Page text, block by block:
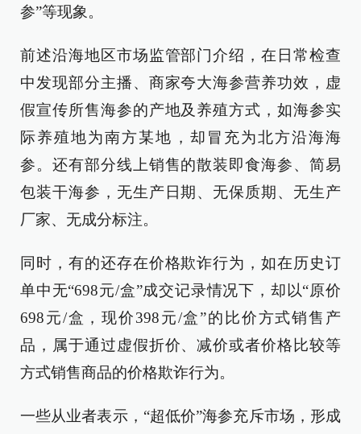
参”等现象。
前述沿海地区市场监管部门介绍，在日常检查
中发现部分主播、商家夸大海参营养功效，虚
假宣传所售海参的产地及养殖方式，如海参实
际养殖地为南方某地，却冒充为北方沿海海
参。还有部分线上销售的散装即食海参、简易
包装干海参，无生产日期、无保质期、无生产
厂家、无成分标注。
同时，有的还存在价格欺诈行为，如在历史订
单中无“698元/盒”成交记录情况下，却以“原价
698元/盒，现价398元/盒”的比价方式销售产
品，属于通过虚假折价、减价或者价格比较等
方式销售商品的价格欺诈行为。
一些从业者表示，“超低价”海参充斥市场，形成